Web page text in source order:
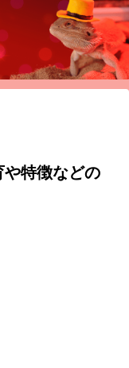
や特徴などの